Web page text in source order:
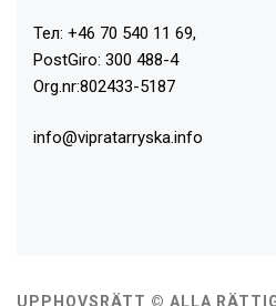
Тел: +46 70 540 11 69,
PostGiro: 300 488-4
Org.nr:802433-5187
info@vipratarryska.info
UPPHOVSRÄTT © ALLA